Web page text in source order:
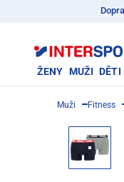
ŽENY MUŽI DĚTI
Muži Fitness